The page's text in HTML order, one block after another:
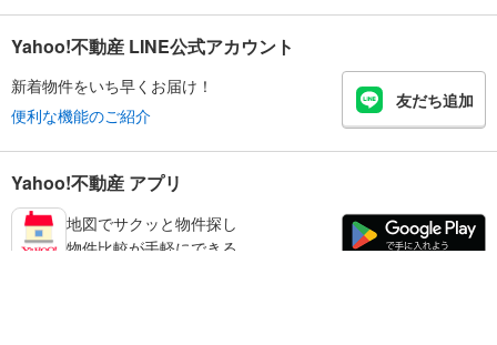
Yahoo!不動産 LINE公式アカウント
新着物件をいち早くお届け！
便利な機能のご紹介
友だち追加
Yahoo!不動産 アプリ
地図でサクッと物件探し
物件比較が手軽にできる